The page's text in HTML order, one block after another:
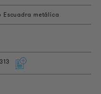
Escuadra metálica
313